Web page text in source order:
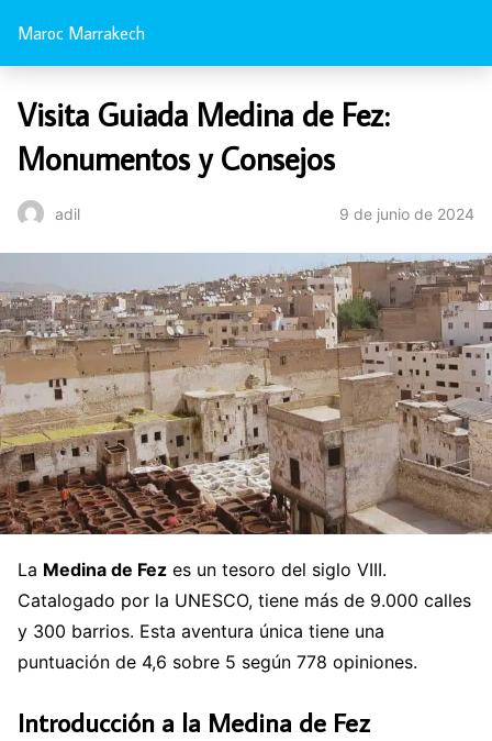
Maroc Marrakech
Visita Guiada Medina de Fez:
Monumentos y Consejos
adil 9 de junio de 2024
La Medina de Fez es un tesoro del siglo VIII.
Catalogado por la UNESCO, tiene más de 9.000 calles
y 300 barrios. Esta aventura única tiene una
puntuación de 4,6 sobre 5 según 778 opiniones.
Introducción a la Medina de Fez